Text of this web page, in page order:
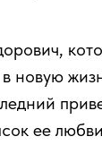
новую
ее